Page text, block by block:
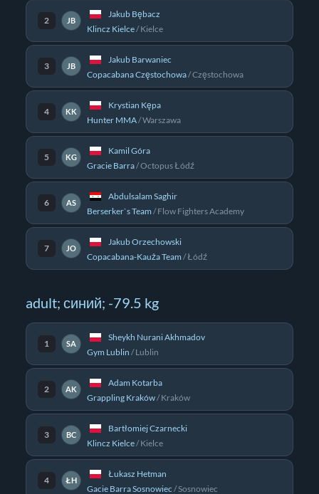
2 JB
Jakub Bębacz
Klincz Kielce/Kielce
3 JB
Jakub Barwaniec
Copacabana Częstochowa/Częstochowa
4 KK
Krystian Kępa
Hunter MMA/Warszawa
5 KG
Kamil Góra
Gracie Barra/Octopus Łódź
6 AS
Abdulsalam Saghir
Berserker`s Team /Flow Fighters Academy
7 JO
Jakub Orzechowski
Copacabana-Kauża Team /Łódź
adult; синий; -79.5 kg
1 SA
Sheykh Nurani Akhmadov
Gym Lublin /Lublin
2 AK
Adam Kotarba
Grappling Kraków/Kraków
3 BC
Bartłomiej Czarnecki
Klincz Kielce/Kielce
4 ŁH
Łukasz Hetman
Gacie Barra Sosnowiec /Sosnowiec